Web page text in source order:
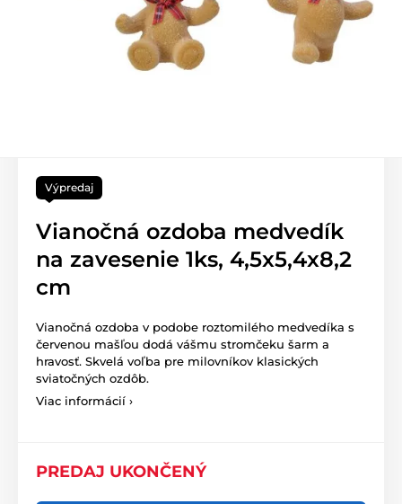
Výpredaj
Vianočná ozdoba medvedík
na zavesenie 1ks, 4,5x5,4x8,2
cm
Vianočná ozdoba v podobe roztomilého medvedíka s
červenou mašľou dodá vášmu stromčeku šarm a
hravosť. Skvelá voľba pre milovníkov klasických
sviatočných ozdôb.
Viac informácií ›
PREDAJ UKONČENÝ